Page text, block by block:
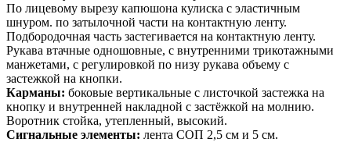
По лицевому вырезу капюшона кулиска с эластичным
шнуром. по затылочной части на контактную ленту.
Подбородочная часть застегивается на контактную ленту.
Рукава втачные одношовные, с внутренними трикотажными
манжетами, с регулировкой по низу рукава объему с
застежкой на кнопки.
Карманы: боковые вертикальные с листочкой застежка на
кнопку и внутренней накладной с застёжкой на молнию.
Воротник стойка, утепленный, высокий.
Сигнальные элементы: лента СОП 2,5 см и 5 см.